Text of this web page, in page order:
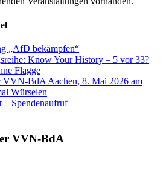
„AfD bekämpfen“
Know Your History – 5 vor 33?
Flagge
VVN-BdA Aachen, 8. Mai 2026 am
Würselen
– Spendenaufruf
VVN-BdA